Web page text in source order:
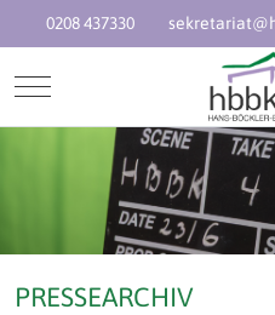
0208 437330
Mobile Menu Toggle
PRESSEARCHIV